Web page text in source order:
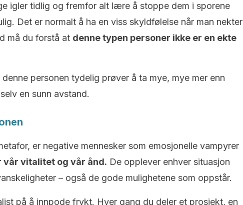
igler tidlig og fremfor alt lære å stoppe dem i sporene
Det er normalt å ha en viss skyldfølelse når man nekter
må du forstå at denne typen personer ikke er en ekte
personen tydelig prøver å ta mye, mye mer enn
en sunn avstand.
er negative mennesker som emosjonelle vampyrer
vår vitalitet og vår ånd. De opplever enhver situasjon
– også de gode mulighetene som oppstår.
på å innpode frykt. Hver gang du deler et prosjekt, en